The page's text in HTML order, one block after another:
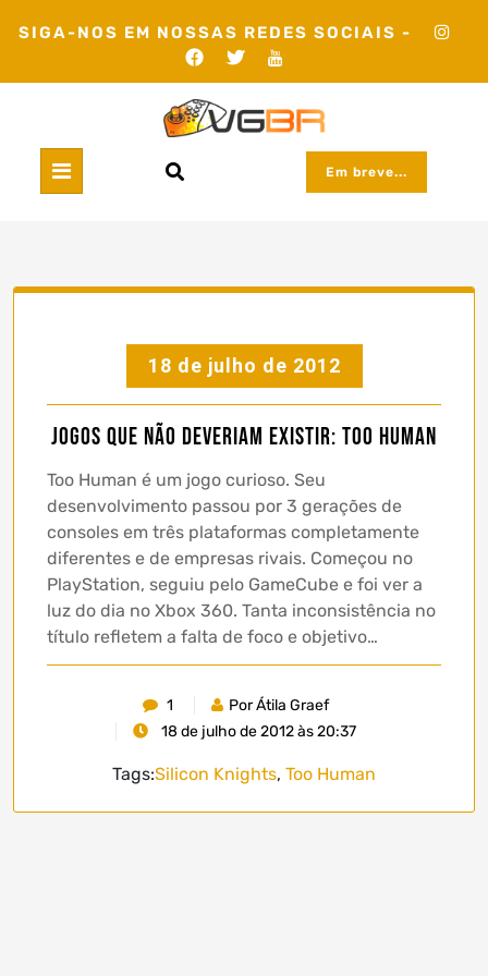
SIGA-NOS EM NOSSAS REDES SOCIAIS -
Em breve...
18 de julho de 2012
Jogos que não deveriam existir: Too Human
Too Human é um jogo curioso. Seu
desenvolvimento passou por 3 gerações de
consoles em três plataformas completamente
diferentes e de empresas rivais. Começou no
PlayStation, seguiu pelo GameCube e foi ver a
luz do dia no Xbox 360. Tanta inconsistência no
título refletem a falta de foco e objetivo…
1
Por Átila Graef
18 de julho de 2012 às 20:37
Tags:Silicon Knights, Too Human